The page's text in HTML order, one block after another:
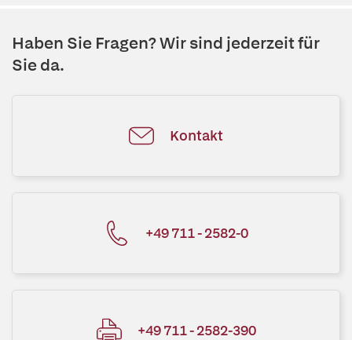
Haben Sie Fragen? Wir sind jederzeit für
Sie da.
Kontakt
+49 711 - 2582-0
+49 711 - 2582-390